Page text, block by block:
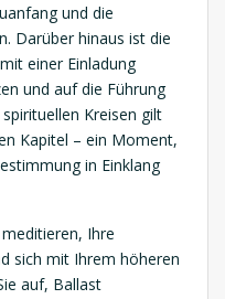
und die
Darüber hinaus ist die
einer Einladung
und auf die Führung
Kreisen gilt
Kapitel – ein Moment,
in Einklang
Ihre
sich mit Ihrem höheren
auf, Ballast